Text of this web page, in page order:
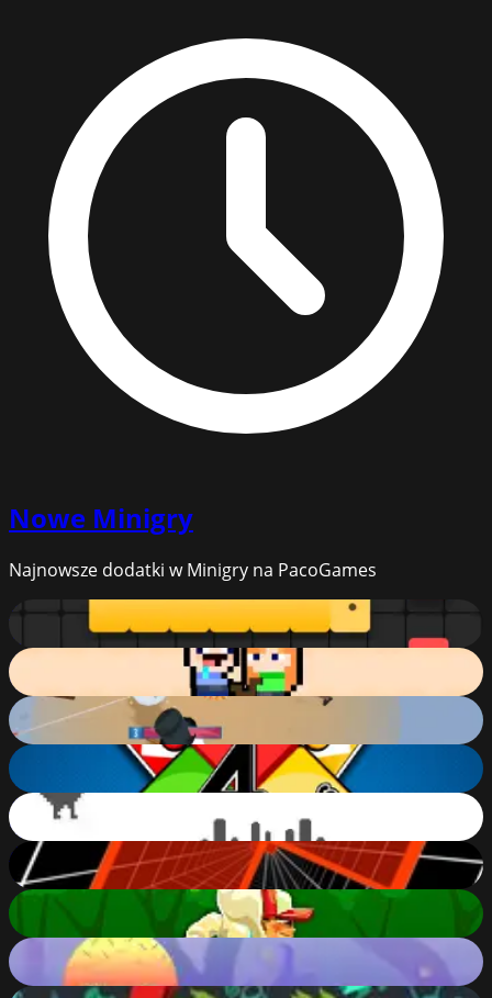
Nowe Minigry
Najnowsze dodatki w Minigry na PacoGames
Snake
79
Rise of Lava
81
Storm of snow
74%
4 Colors Multiplayer
82
T-Rex Dino game (Chrome no internet game)
85
Endless Tunnel
75%
Subway Runner
72
Endless Jump
73